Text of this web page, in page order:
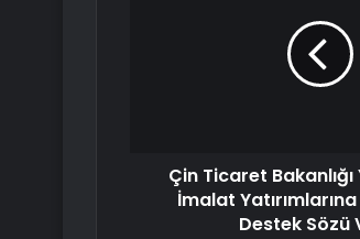
Çin Ticaret Bakanlığı
İmalat
Destek Sözü